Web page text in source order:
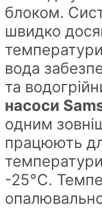
блоком.
швидко
вода
та
насоси
одним
працюють
-25°С.